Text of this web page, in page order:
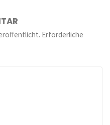
Erforderliche